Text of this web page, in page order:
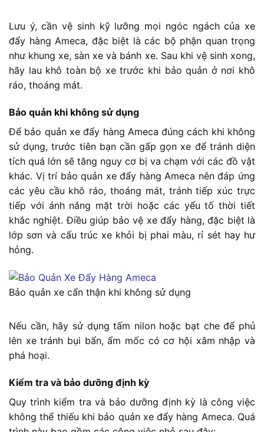
Lưu ý, cần vệ sinh kỹ lưỡng mọi ngóc ngách của xe
đẩy hàng Ameca, đặc biệt là các bộ phận quan trọng
như khung xe, sàn xe và bánh xe. Sau khi vệ sinh xong,
hãy lau khô toàn bộ xe trước khi bảo quản ở nơi khô
ráo, thoáng mát.
Bảo quản khi không sử dụng
Để bảo quản xe đẩy hàng Ameca đúng cách khi không
sử dụng, trước tiên bạn cần gấp gọn xe để tránh diện
tích quá lớn sẽ tăng nguy cơ bị va chạm với các đồ vật
khác. Vị trí bảo quản xe đẩy hàng Ameca nên đáp ứng
các yêu cầu khô ráo, thoáng mát, tránh tiếp xúc trực
tiếp với ánh nắng mặt trời hoặc các yếu tố thời tiết
khắc nghiệt. Điều giúp bảo vệ xe đẩy hàng, đặc biệt là
lớp sơn và cấu trúc xe khỏi bị phai màu, rỉ sét hay hư
hỏng.
Bảo quản xe cẩn thận khi không sử dụng
Nếu cần, hãy sử dụng tấm nilon hoặc bạt che để phủ
lên xe tránh bụi bẩn, ẩm mốc có cơ hội xâm nhập và
phá hoại.
Kiểm tra và bảo dưỡng định kỳ
Quy trình kiểm tra và bảo dưỡng định kỳ là công việc
không thể thiếu khi bảo quản xe đẩy hàng Ameca. Quá